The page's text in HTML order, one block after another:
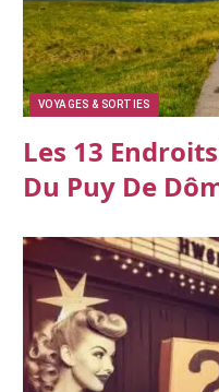
VOYAGES & SORTIES
Les 13
Du Puy De